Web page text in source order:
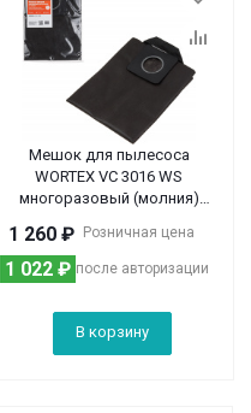
Мешок для пылесоса
WORTEX VC 3016 WS
многоразовый (молния)
Розничная цена
1 260 ₽
после авторизации
1 022 ₽
В корзину